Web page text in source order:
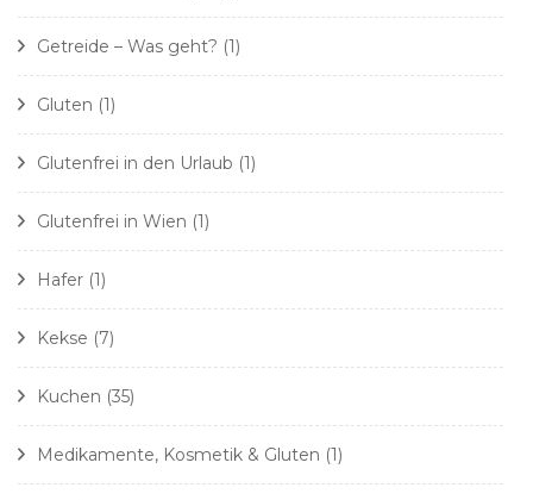
Getreide – Was geht? (1)
Gluten (1)
Glutenfrei in den Urlaub (1)
Glutenfrei in Wien (1)
Hafer (1)
Kekse (7)
Kuchen (35)
Medikamente, Kosmetik & Gluten (1)